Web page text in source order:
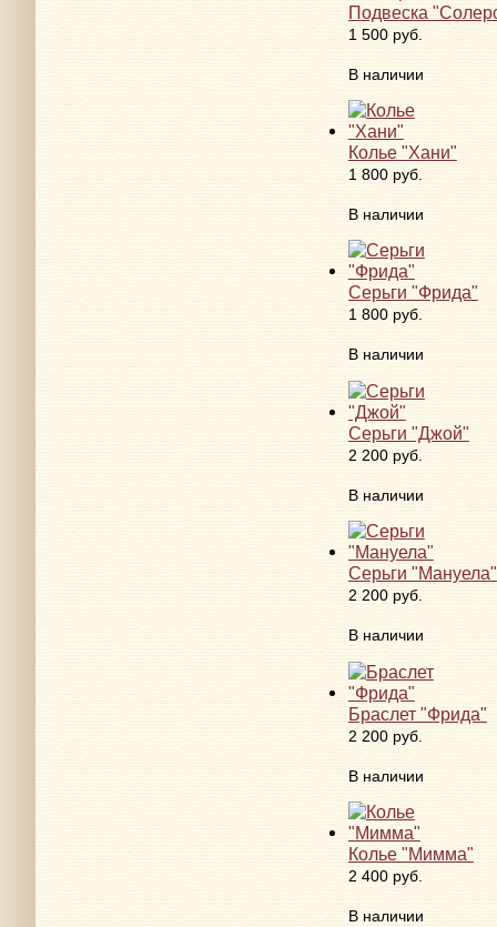
Подвеска
1 500 руб.
В наличии
Колье "Хани"
1 800 руб.
В наличии
Серьги "Фрида"
1 800 руб.
В наличии
Серьги "Джой"
2 200 руб.
В наличии
Серьги "Мануела"
2 200 руб.
В наличии
Браслет "Фрида"
2 200 руб.
В наличии
Колье "Мимма"
2 400 руб.
В наличии